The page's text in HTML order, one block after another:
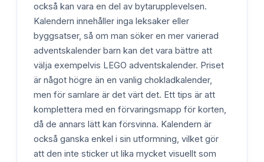
också kan vara en del av bytarupplevelsen.
Kalendern innehåller inga leksaker eller
byggsatser, så om man söker en mer varierad
adventskalender barn kan det vara bättre att
välja exempelvis LEGO adventskalender. Priset
är något högre än en vanlig chokladkalender,
men för samlare är det värt det. Ett tips är att
komplettera med en förvaringsmapp för korten,
då de annars lätt kan försvinna. Kalendern är
också ganska enkel i sin utformning, vilket gör
att den inte sticker ut lika mycket visuellt som